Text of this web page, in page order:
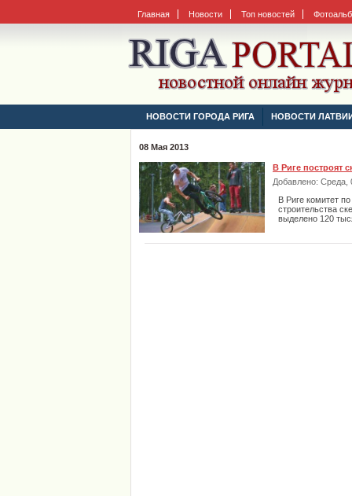
Главная Новости Топ новостей
НОВОСТИ ГОРОДА РИГА НОВОСТИ
08 Мая 2013
В Риге построят
Добавлено: Среда,
В Риге комитет
строительства
выделено 120